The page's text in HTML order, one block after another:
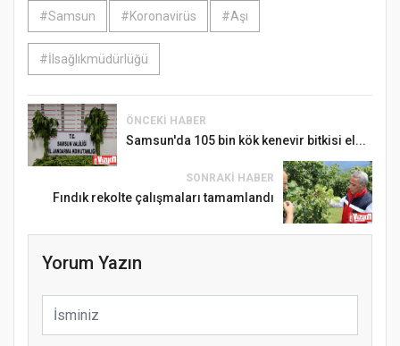
#Samsun #Koronavirüs #Aşı
#İlsağlıkmüdürlüğü
ÖNCEKI HABER
Samsun'da 105 bin kök kenevir bitkisi el...
SONRAKI HABER
Fındık rekolte çalışmaları tamamlandı
Yorum Yazın